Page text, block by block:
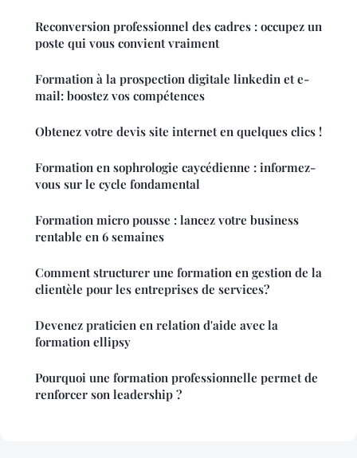
Reconversion professionnel des cadres : occupez un
poste qui vous convient vraiment
Formation à la prospection digitale linkedin et e-
mail: boostez vos compétences
Obtenez votre devis site internet en quelques clics !
Formation en sophrologie caycédienne : informez-
vous sur le cycle fondamental
Formation micro pousse : lancez votre business
rentable en 6 semaines
Comment structurer une formation en gestion de la
clientèle pour les entreprises de services?
Devenez praticien en relation d'aide avec la
formation ellipsy
Pourquoi une formation professionnelle permet de
renforcer son leadership ?